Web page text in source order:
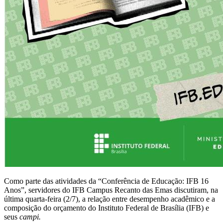
Como parte das atividades da “Conferência de Educação: IFB 16
Anos”, servidores do IFB Campus Recanto das Emas discutiram, na
última quarta-feira (2/7), a relação entre desempenho acadêmico e a
composição do orçamento do Instituto Federal de Brasília (IFB) e
seus campi.